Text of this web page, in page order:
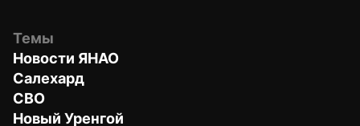
Темы
Новости ЯНАО
Салехард
СВО
Новый Уренгой